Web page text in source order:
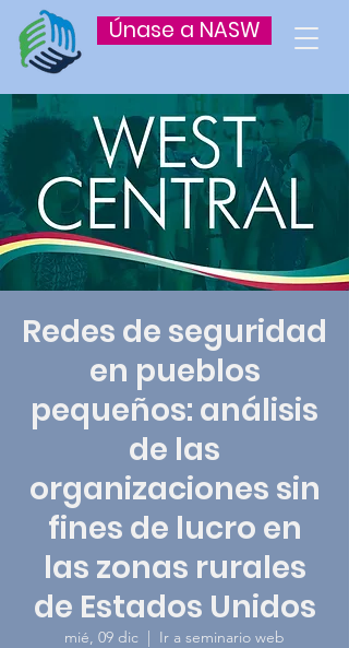
Únase a NASW
Redes de seguridad
en pueblos
pequeños: análisis
de las
organizaciones sin
fines de lucro en
las zonas rurales
de Estados Unidos
mié, 09 dic
  |
Ir a seminario web